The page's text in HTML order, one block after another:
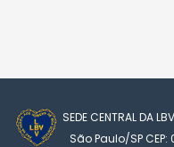
SEDE CENTRAL DA
São Paulo/SP CEP: